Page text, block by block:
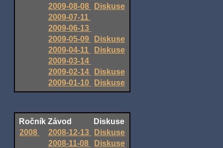
2009-08-08
Diskuse
2009-07-11
2009-06-13
2009-05-09
Diskuse
2009-04-11
Diskuse
2009-03-14
2009-02-14
Diskuse
2009-01-10
Diskuse
Ročník Závod
Diskuse
2008
2008-12-13
Diskuse
2008-11-08
Diskuse